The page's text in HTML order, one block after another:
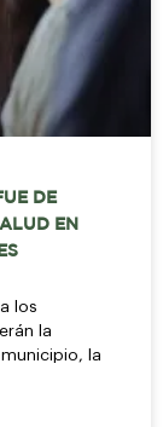
DE
EN
los
la
la